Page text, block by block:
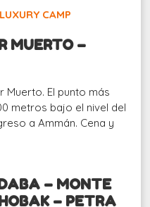
CAMP
MUERTO –
Muerto. El punto más
metros bajo el nivel del
a Ammán. Cena y
– MONTE
– PETRA